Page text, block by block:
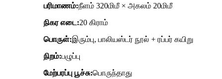
பரிமாணம்:நீளம் 320மிமீ × அகலம் 20மிமீ
நிகர எடை:20 கிராம்
பொருள்:இரும்பு, பாலியஸ்டர் நூல் + ரப்பர் கயிறு
நிறம்:பழுப்பு
மேற்பரப்பு பூச்சு:பொருந்தாது